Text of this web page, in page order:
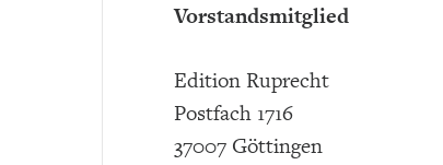
Vorstandsmitglied
Edition Ruprecht
Postfach 1716
37007 Göttingen